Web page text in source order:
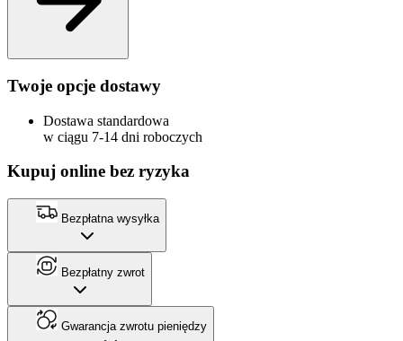
Twoje opcje dostawy
Dostawa standardowa
w ciągu 7-14 dni roboczych
Kupuj online bez ryzyka
Bezpłatna wysyłka
Bezpłatny zwrot
Gwarancja zwrotu pieniędzy